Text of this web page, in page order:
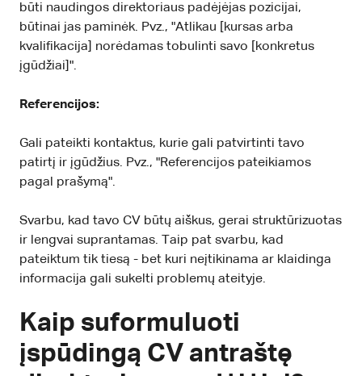
būti naudingos direktoriaus padėjėjas pozicijai,
būtinai jas paminėk. Pvz., "Atlikau [kursas arba
kvalifikacija] norėdamas tobulinti savo [konkretus
įgūdžiai]".
Referencijos:
Gali pateikti kontaktus, kurie gali patvirtinti tavo
patirtį ir įgūdžius. Pvz., "Referencijos pateikiamos
pagal prašymą".
Svarbu, kad tavo CV būtų aiškus, gerai struktūrizuotas
ir lengvai suprantamas. Taip pat svarbu, kad
pateiktum tik tiesą - bet kuri neįtikinama ar klaidinga
informacija gali sukelti problemų ateityje.
Kaip suformuluoti
įspūdingą CV antraštę